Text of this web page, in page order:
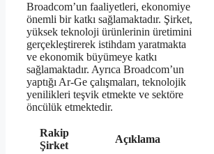
Broadcom’un faaliyetleri, ekonomiye
önemli bir katkı sağlamaktadır. Şirket,
yüksek teknoloji ürünlerinin üretimini
gerçekleştirerek istihdam yaratmakta
ve ekonomik büyümeye katkı
sağlamaktadır. Ayrıca Broadcom’un
yaptığı Ar-Ge çalışmaları, teknolojik
yenilikleri teşvik etmekte ve sektöre
öncülük etmektedir.
Rakip
Şirket
Açıklama